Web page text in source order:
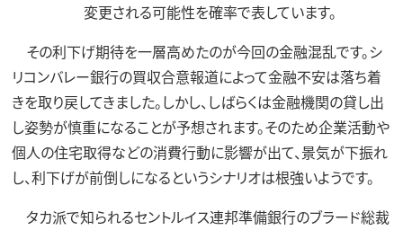
変更される可能性を確率で表しています。
その利下げ期待を一層高めたのが今回の金融混乱です。シ
リコンバレー銀行の買収合意報道によって金融不安は落ち着
きを取り戻してきました。しかし、しばらくは金融機関の貸し出
し姿勢が慎重になることが予想されます。そのため企業活動や
個人の住宅取得などの消費行動に影響が出て、景気が下振れ
し、利下げが前倒しになるというシナリオは根強いようです。
タカ派で知られるセントルイス連邦準備銀行のブラード総裁